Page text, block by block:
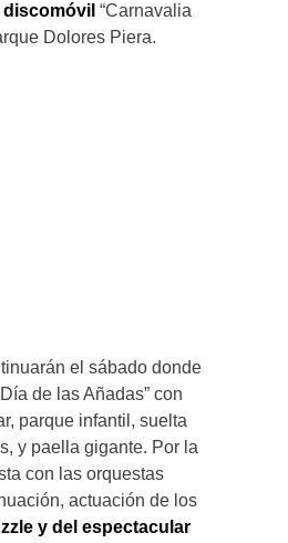
“Carnavalia
Dolores Piera.
el sábado donde
de las Añadas” con
parque infantil, suelta
y paella gigante. Por la
con las orquestas
actuación de los
y del espectacular